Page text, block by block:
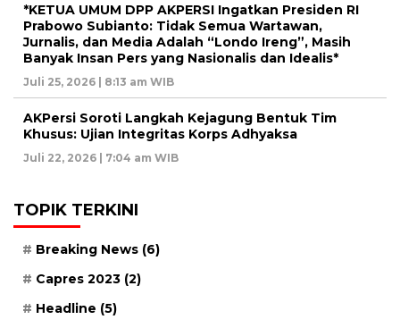
*KETUA UMUM DPP AKPERSI Ingatkan Presiden RI
Prabowo Subianto: Tidak Semua Wartawan,
Jurnalis, dan Media Adalah “Londo Ireng”, Masih
Banyak Insan Pers yang Nasionalis dan Idealis*
Juli 25, 2026 | 8:13 am WIB
AKPersi Soroti Langkah Kejagung Bentuk Tim
Khusus: Ujian Integritas Korps Adhyaksa
Juli 22, 2026 | 7:04 am WIB
TOPIK TERKINI
Breaking News (6)
Capres 2023 (2)
Headline (5)